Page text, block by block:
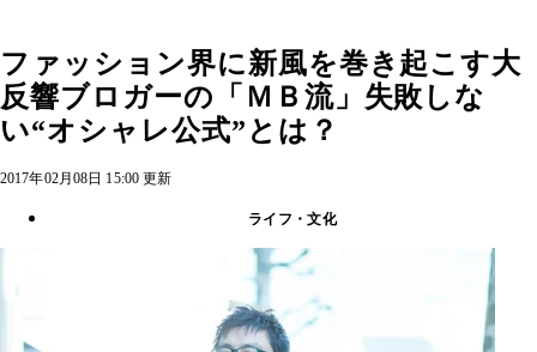
ファッション界に新風を巻き起こす大
反響ブロガーの「ＭＢ流」失敗しな
い“オシャレ公式”とは？
2017年02月08日 15:00 更新
ライフ・文化